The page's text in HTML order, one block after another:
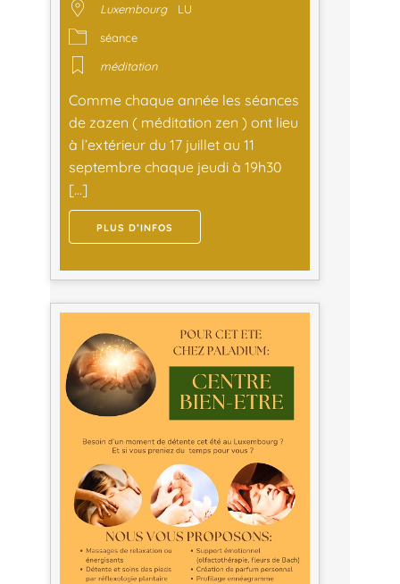
Luxembourg
LU
séance
méditation
Comme chaque année les séances
de zazen ( méditation zen ) ont lieu
à l’extérieur du 17 juillet au 11
septembre chaque jeudi à 19h30
[…]
PLUS D’INFOS